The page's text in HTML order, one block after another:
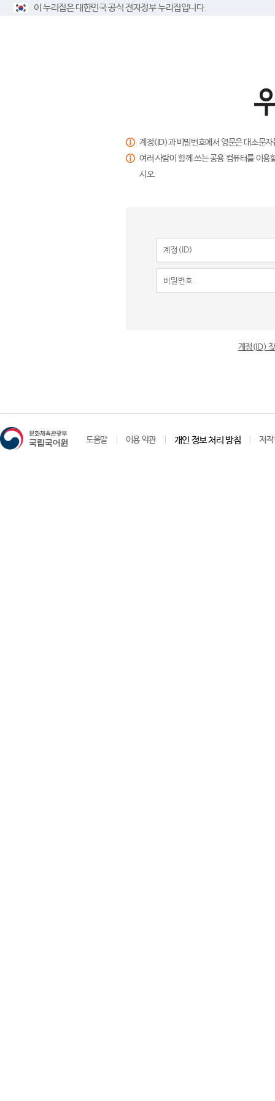
이 누리집은 대한민국 공식 전자정부 누리집입니다.
계정(ID)과 비밀번호에서 영문은 대소문
여러 사람이 함께 쓰는 공용 컴퓨터를 이
시오.
계정(ID)
도움말 이용 약관 개인 정보 처리 방침 저